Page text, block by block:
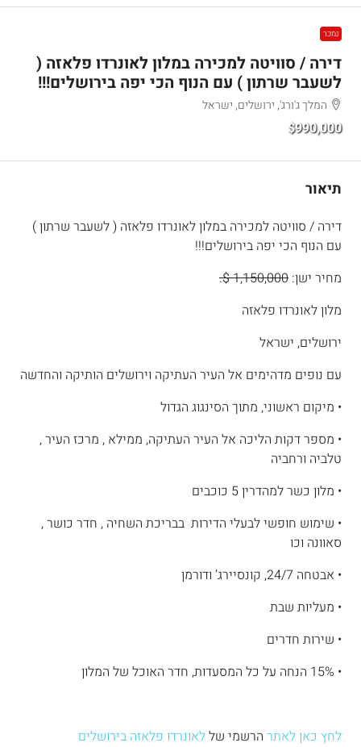
נמכר
דירה / סוויטה למכירה במלון לאונרדו פלאזה (
לשעבר שרתון ) עם הנוף הכי יפה בירושלים!!!
המלך ג'ורג', ירושלים, ישראל
$990,000
תיאור
דירה / סוויטה למכירה במלון לאונרדו פלאזה ( לשעבר שרתון )
עם הנוף הכי יפה בירושלים!!!
מחיר ישן: 1,150,000 $.
מלון לאונרדו פלאזה
ירושלים, ישראל
עם נופים מדהימים אל העיר העתיקה וירושלים הותיקה והחדשה
• מיקום ראשוני, מתוך הסינגוג הגדול
• מספר דקות הליכה אל העיר העתיקה, ממילא , מרכז העיר ,
טלביה ורחביה
• מלון כשר למהדרין 5 כוכבים
• שימוש חופשי לבעלי הדירות בבריכת השחיה , חדר כושר ,
סאוונה וכו
• אבטחה 24/7, קונסיירג’ ודורמן
• מעליות שבת
• שירות חדרים
• 15% הנחה על כל המסעדות, חדר האוכל של המלון
לחץ כאן לאתר הרשמי שללאונרדו פלאזה בירושלים